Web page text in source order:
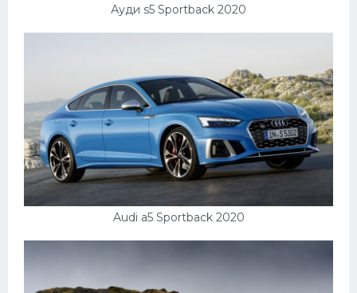
Ауди s5 Sportback 2020
Audi a5 Sportback 2020